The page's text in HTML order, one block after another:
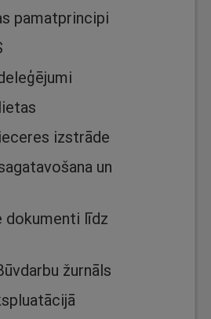
pamatprincipi
izstrāde
un
dokumenti līdz
žurnāls